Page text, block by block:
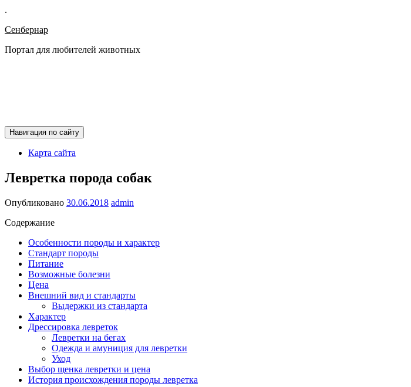
.
Сенбернар
Портал для любителей животных
Навигация по сайту
Карта сайта
Левретка порода собак
Опубликовано 30.06.2018 admin
Содержание
Особенности породы и характер
Стандарт породы
Питание
Возможные болезни
Цена
Внешний вид и стандарты
Выдержки из стандарта
Характер
Дрессировка левреток
Левретки на бегах
Одежда и амуниция для левретки
Уход
Выбор щенка левретки и цена
История происхождения породы левретка